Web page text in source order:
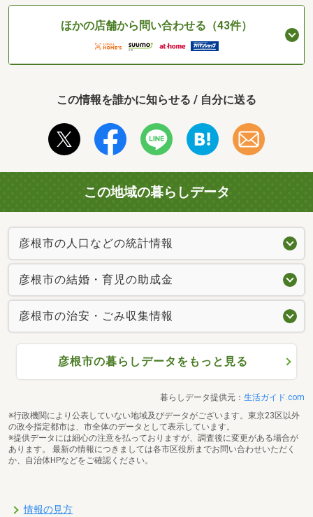
ほかの店舗から問い合わせる（43件）
この情報を誰かに知らせる / 自分に送る
この地域の暮らしデータ
彦根市の人口などの統計情報
彦根市の結婚・育児の助成金
彦根市の治安・ごみ収集情報
彦根市の暮らしデータをもっと見る
暮らしデータ提供元： 生活ガイド.com
※行政機関により公表していない地域及びデータがございます。東京23区以外
の政令指定都市は、市全体のデータとして表示しています。
※提供データには細心の注意を払っておりますが、調査後に変更がある場合が
あります。 最新の情報につきましては各市区役所までお問い合わせいただく
か、自治体HPなどをご確認ください。
情報の見方